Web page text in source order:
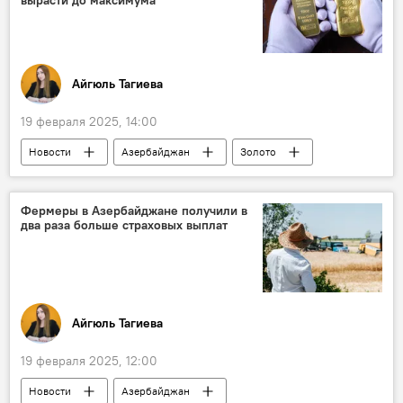
Айгюль Тагиева
19 февраля 2025, 14:00
Новости Азербайджан
Золото
Экономика
Добыча Китай
Фермеры в Азербайджане получили в
два раза больше страховых выплат
Айгюль Тагиева
19 февраля 2025, 12:00
Новости Азербайджан